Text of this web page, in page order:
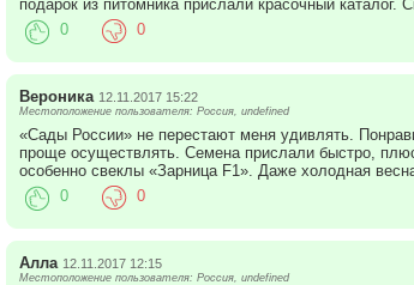
подарок из питомника прислали красочный каталог.
0 0
Вероника 12.11.2017 15:22
Местоположение пользователя: Россия, undefined
«Сады России» не перестают меня удивлять.
проще осуществлять. Семена прислали быстро,
особенно свеклы «Зарница F1». Даже холодная
0 0
Алла 12.11.2017 12:15
Местоположение пользователя: Россия, undefined